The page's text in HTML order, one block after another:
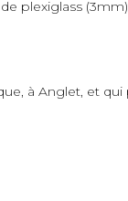
plexiglass
à Anglet, et